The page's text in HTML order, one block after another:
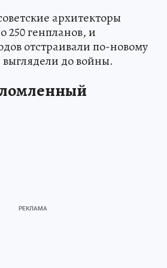
архитекторы
250 генпланов, и
отстраивали по-новому
до войны.